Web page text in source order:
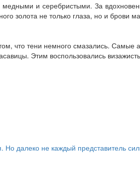
и серебристыми. За
золота не только глаза, но и брови
что тени немного смазались.
Этим воспользовались
далеко не каждый представитель